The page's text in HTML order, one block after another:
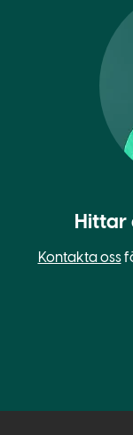
Hittar
Kontakta oss